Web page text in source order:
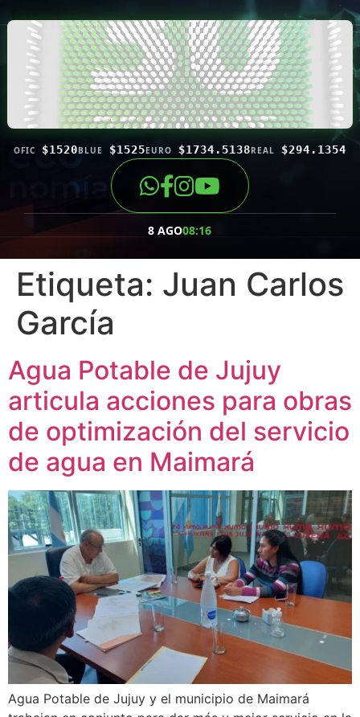
OFIC $1520BLUE $1525EURO $1734.5138REAL $294.1354
8 AGO08:16
Etiqueta: Juan Carlos
García
Agua Potable de Jujuy
articula acciones para obras
de optimización del servicio
de agua en Maimará
Agua Potable de Jujuy y el municipio de Maimará